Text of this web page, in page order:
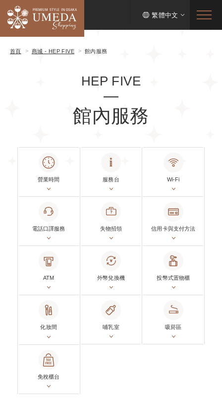
繁體中文
首頁 商城 - HEP FIVE 館內服務
HEP FIVE
館內服務
營業時間 服務台 Wi-Fi
電話口譯服務 失物招領 信用卡與支付方法
ATM 外幣兌換機 投幣式置物櫃
化妝間 哺乳室 吸菸區
免稅櫃台